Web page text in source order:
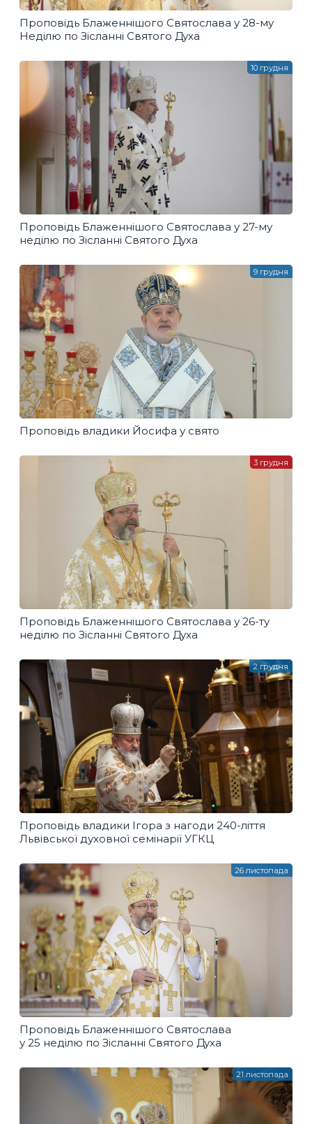
Проповідь Блаженнішого Святослава у 28-му
Неділю по Зісланні Святого Духа
Проповідь Блаженнішого Святослава у 27-му
неділю по Зісланні Святого Духа
10 грудня
Проповідь владики Йосифа у свято
9 грудня
Проповідь Блаженнішого Святослава у 26-ту
неділю по Зісланні Святого Духа
3 грудня
Проповідь владики Ігора з нагоди 240-ліття
Львівської духовної семінарії УГКЦ
2 грудня
Проповідь Блаженнішого Святослава
у 25 неділю по Зісланні Святого Духа
26 листопада
21 листопада